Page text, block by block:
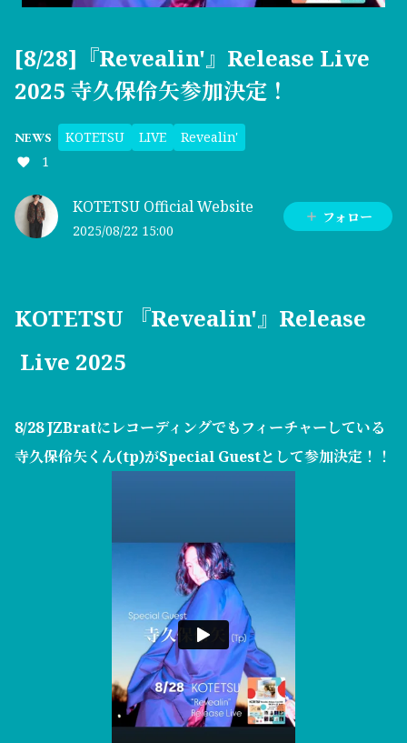
[8/28]『Revealin'』Release Live
2025 寺久保伶矢参加決定！
NEWS KOTETSU LIVE
Revealin'
1
KOTETSU Official Website
2025/08/22 15:00
フォロー
KOTETSU 『Revealin'』Release
Live 2025
8/28 JZBratにレコーディングでもフィーチャーしている
寺久保伶矢くん(tp)がSpecial Guestとして参加決定！！